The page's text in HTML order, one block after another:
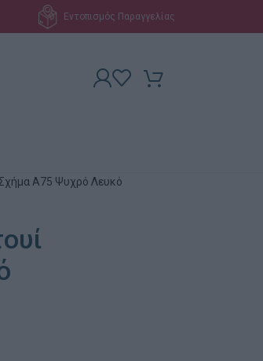
Εντοπισμός Παραγγελίας
Σχήμα A75 Ψυχρό Λευκό